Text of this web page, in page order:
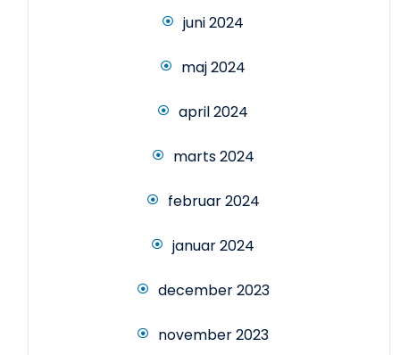
juni 2024
maj 2024
april 2024
marts 2024
februar 2024
januar 2024
december 2023
november 2023